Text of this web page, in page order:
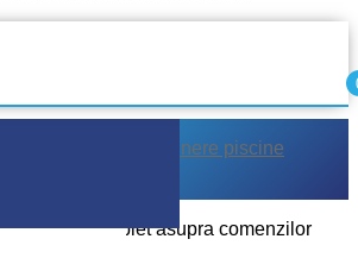
Intretinere piscine
control complet asupra comenzilor